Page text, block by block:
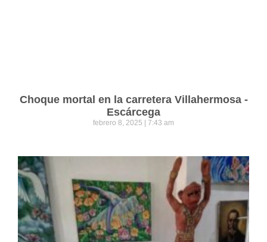
Choque mortal en la carretera Villahermosa -
Escárcega
febrero 8, 2025 7:43 am